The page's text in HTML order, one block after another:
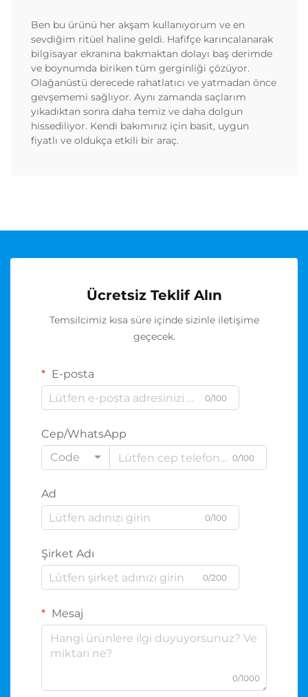
Ben bu ürünü her akşam kullanıyorum ve en
sevdiğim ritüel haline geldi. Hafifçe karıncalanarak
bilgisayar ekranına bakmaktan dolayı baş derimde
ve boynumda biriken tüm gerginliği çözüyor.
Olağanüstü derecede rahatlatıcı ve yatmadan önce
gevşememi sağlıyor. Aynı zamanda saçlarım
yıkadıktan sonra daha temiz ve daha dolgun
hissediliyor. Kendi bakımınız için basit, uygun
fiyatlı ve oldukça etkili bir araç.
Ücretsiz Teklif Alın
Temsilcimiz kısa süre içinde sizinle iletişime
geçecek.
E-posta
0/100
Cep/WhatsApp
Code
0/100
Ad
0/100
Şirket Adı
0/200
Mesaj
0/1000